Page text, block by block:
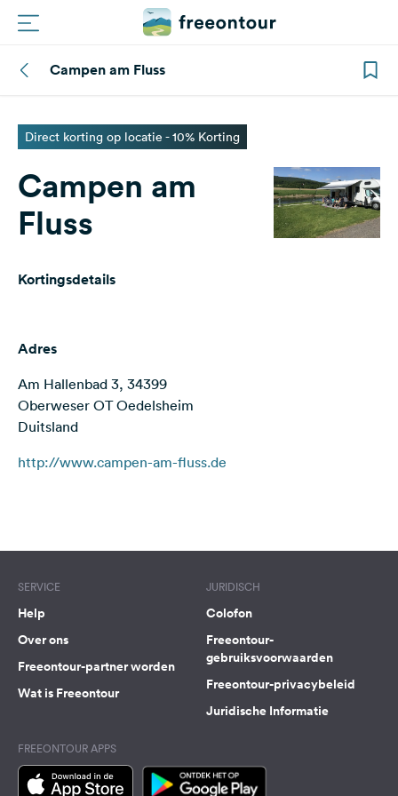
Routes
Campings
Partners
Registreren
Vragen &
Feedback
Nederlands
media
Instagram
Campen am Fluss
Direct korting op locatie - 10% Korting
Campen am
Fluss
Kortingsdetails
Adres
Am Hallenbad 3, 34399
Oberweser OT Oedelsheim
Duitsland
http://www.campen-am-fluss.de
SERVICE
Help
Over ons
Freeontour-partner worden
Wat is Freeontour
JURIDISCH
Colofon
Freeontour-
gebruiksvoorwaarden
Freeontour-privacybeleid
Juridische Informatie
FREEONTOUR APPS